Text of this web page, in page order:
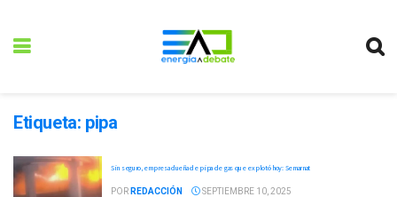
Etiqueta: pipa
Sin seguro, empresa dueña de pipa de gas que explotó hoy: Semarnat
POR REDACCIÓN SEPTIEMBRE 10, 2025